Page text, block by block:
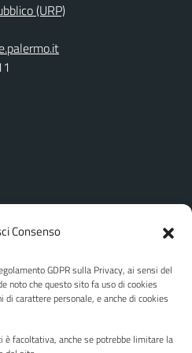
Consenso
GDPR sulla Privacy, ai sensi del
noto che questo sito fa uso di cookies
carattere personale, e anche di cookies
è facoltativa, anche se potrebbe limitare la
(URP)